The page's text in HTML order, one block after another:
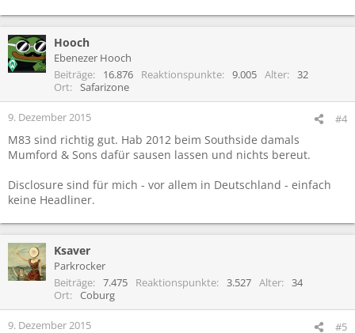
Hooch
Ebenezer Hooch
Beiträge
16.876 Reaktionspunkte 9.005 Alter
32
Ort
Safarizone
9. Dezember 2015 #4
M83 sind richtig gut. Hab 2012 beim Southside damals
Mumford & Sons dafür sausen lassen und nichts bereut.
Disclosure sind für mich - vor allem in Deutschland - einfach
keine Headliner.
Ksaver
Parkrocker
Beiträge
7.475 Reaktionspunkte 3.527 Alter
34
Ort
Coburg
9. Dezember 2015 #5